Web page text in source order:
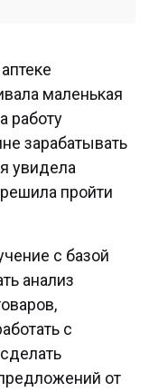
маленькая
работу
зарабатывать
увидела
пройти
с базой
анализ
с
от